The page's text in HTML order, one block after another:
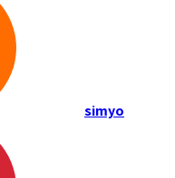
simyo